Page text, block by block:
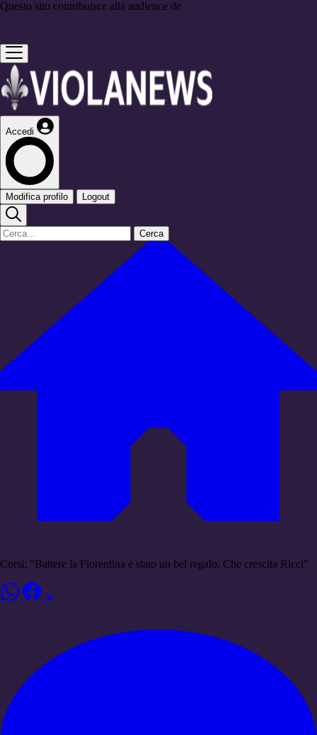
Questo sito contribuisce alla audience de
Accedi
Modifica profilo Logout
Cerca
Corsi: "Battere la Fiorentina è stato un bel regalo. Che crescita Ricci"